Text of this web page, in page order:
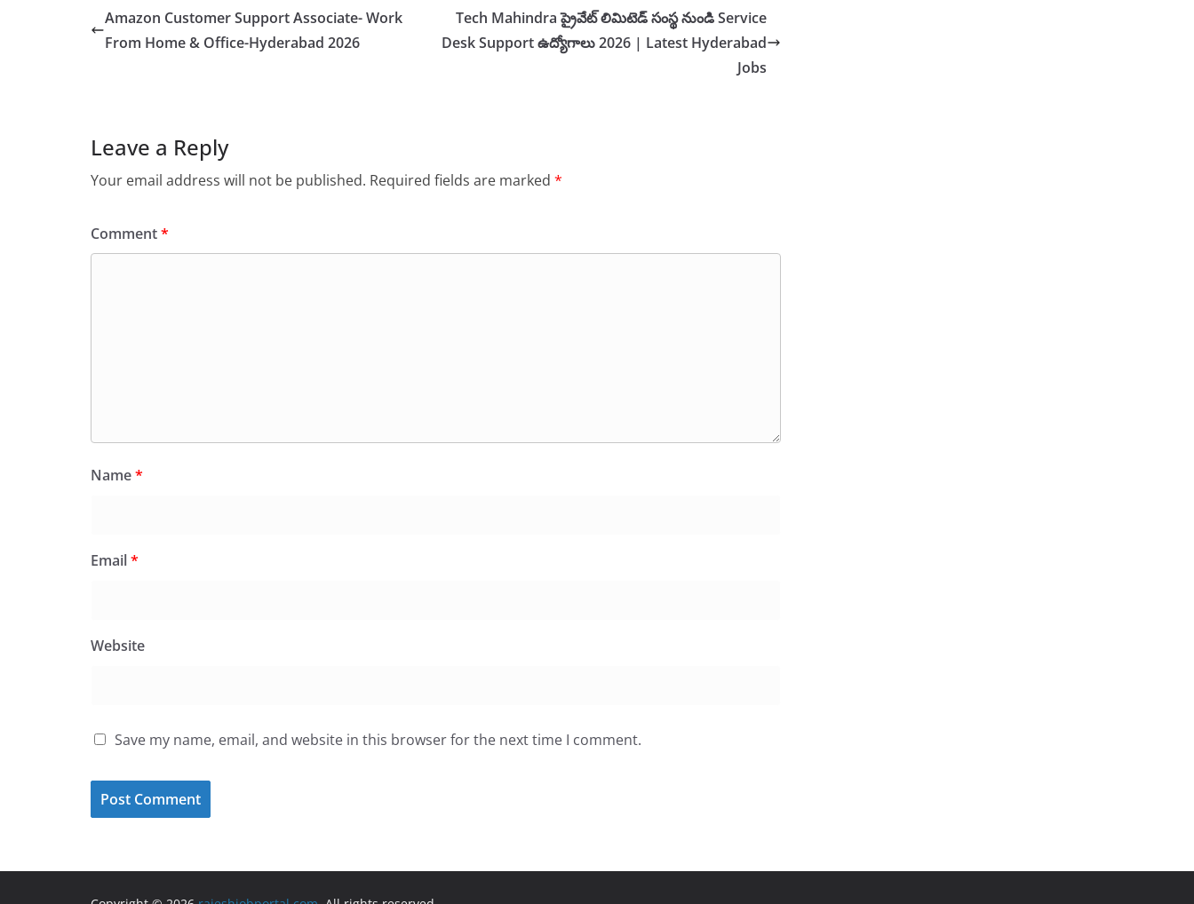
Amazon Customer Support Associate- Work
From Home & Office-Hyderabad 2026
Tech Mahindra ప్రైవేట్ లిమిటెడ్ సంస్థ నుండి Service
Desk Support ఉద్యోగాలు 2026 | Latest Hyderabad
Jobs
Leave a Reply
Your email address will not be published. Required fields are marked *
Comment*
Name*
Email*
Website
Save my name, email, and website in this browser for the next time I comment.